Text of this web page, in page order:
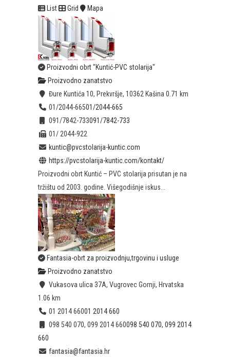
List
Grid Mapa
Proizvodni obrt "Kuntić-PVC stolarija"
Proizvodno zanatstvo
Đure Kuntića 10, Prekvršje, 10362 Kašina 0.71 km
01/2044-66501/2044-665
091/7842-733091/7842-733
01/ 2044-922
kuntic@pvcstolarija-kuntic.com
https://pvcstolarija-kuntic.com/kontakt/
Proizvodni obrt Kuntić – PVC stolarija prisutan je na
tržištu od 2003. godine. Višegodišnje iskus...
Fantasia-obrt za proizvodnju,trgovinu i usluge
Proizvodno zanatstvo
Vukasova ulica 37A, Vugrovec Gornji, Hrvatska
1.06 km
01 2014 66001 2014 660
098 540 070, 099 2014 660098 540 070, 099 2014
660
fantasia@fantasia.hr